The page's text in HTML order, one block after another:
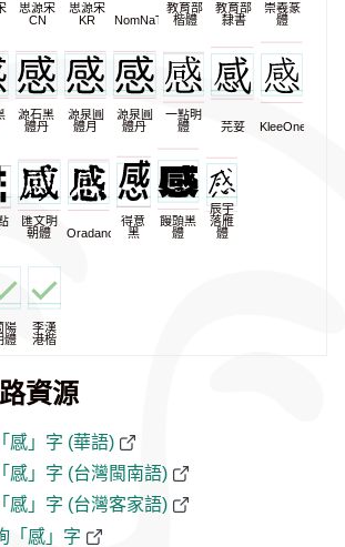
思源宋
CN
思源宋
KR
NomNaTong
教育部
楷體
教育部
隸書
崇羲篆
體
源石黑
體丹
源泉圓
體月
源泉圓
體丹
一點明
體
芫荽 KleeOne
匯文明
朝體
Oradano
得意
黑
饅頭黑
體
辰宇
落雁
體
陽
體
李漢
港楷
資源
感」字 (華語)
感」字 (台灣閩南語)
感」字 (台灣客家語)
「感」字